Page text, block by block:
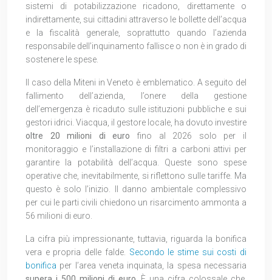
sistemi di potabilizzazione ricadono, direttamente o
indirettamente, sui cittadini attraverso le bollette dell’acqua
e la fiscalità generale, soprattutto quando l’azienda
responsabile dell’inquinamento fallisce o non è in grado di
sostenere le spese.
Il caso della Miteni in Veneto è emblematico. A seguito del
fallimento dell’azienda, l’onere della gestione
dell’emergenza è ricaduto sulle istituzioni pubbliche e sui
gestori idrici. Viacqua, il gestore locale, ha dovuto investire
oltre 20 milioni di euro fino al 2026 solo per il
monitoraggio e l’installazione di filtri a carboni attivi per
garantire la potabilità dell’acqua. Queste sono spese
operative che, inevitabilmente, si riflettono sulle tariffe. Ma
questo è solo l’inizio. Il danno ambientale complessivo
per cui le parti civili chiedono un risarcimento ammonta a
56 milioni di euro.
La cifra più impressionante, tuttavia, riguarda la bonifica
vera e propria delle falde. Secondo le stime sui costi di
bonifica per l’area veneta inquinata, la spesa necessaria